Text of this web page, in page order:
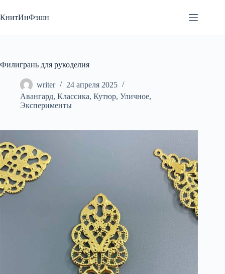
к
сути
КнитИнФэшн
Филигрань для рукоделия
writer
24 апреля 2025
Авангард, Классика, Кутюр, Уличное,
Эксперименты